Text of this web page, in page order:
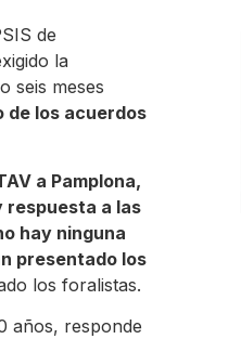
de
la
seis meses
de los acuerdos
a Pamplona,
respuesta a las
hay ninguna
presentado los
los foralistas.
años, responde